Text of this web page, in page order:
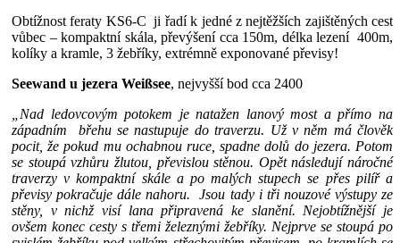
Obtížnost feraty KS6-C ji řadí k jedné z nejtěžších zajištěných cest
vůbec – kompaktní skála, převýšení cca 150m, délka lezení 400m,
kolíky a kramle, 3 žebříky, extrémně exponované převisy!
Seewand u jezera Weißsee, nejvyšší bod cca 2400
„Nad ledovcovým potokem je natažen lanový most a přímo na
západním břehu se nastupuje do traverzu. Už v něm má člověk
pocit, že pokud mu ochabnou ruce, spadne dolů do jezera. Potom
se stoupá vzhůru žlutou, převislou stěnou. Opět následují náročné
traverzy v kompaktní skále a po malých stupech se přes pilíř a
převisy pokračuje dále nahoru. Jsou tady i tři nouzové výstupy ze
stěny, v nichž visí lana připravená ke slanění. Nejobtížnější je
ovšem konec cesty s třemi železnými žebříky. Nejprve se stoupá po